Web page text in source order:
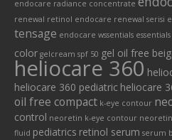
endocare radiance concentrate
renewal retinol endocare renewal serisi
tensage endocare wssentials
color gelcream spf 50 gel oil free
heliocare 360
heliocare 360 pediatric heliocare
oil free compact k-eye contour
control neoretin k-eye contour
fluid pediatrics retinol serum serum